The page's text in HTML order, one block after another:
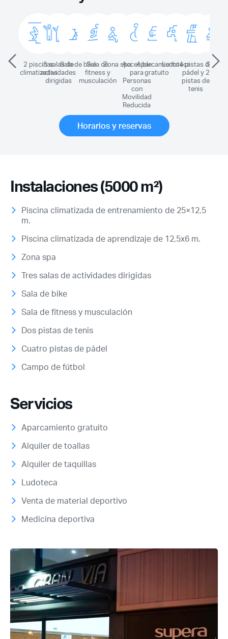
Recuerda mis claves
2 piscinas
climatizadas
3 salas de
actividades
dirigidas
Sala de bikeSala de
fitness y
musculación
Zona spaAccesible
para
Personas
con
Movilidad
Reducida
Aparcamiento
gratuito
Ludoteca4 pistas de
pádel y 2
pistas de
tenis
Sauna
Horarios y reservas
Instalaciones (5000 m²)
Piscina climatizada de entrenamiento de 25×12,5
m.
Piscina climatizada de aprendizaje de 12,5x6 m.
Zona spa
Tres salas de actividades dirigidas
Sala de bike
Sala de fitness y musculación
Dos pistas de tenis
Cuatro pistas de pádel
Campo de fútbol
Servicios
Aparcamiento gratuito
Alquiler de toallas
Alquiler de taquillas
Ludoteca
Venta de material deportivo
Medicina deportiva